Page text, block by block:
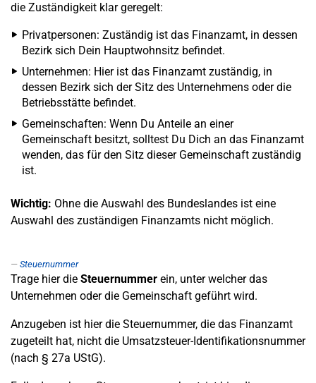
die Zuständigkeit klar geregelt:
Privatpersonen: Zuständig ist das Finanzamt, in dessen
Bezirk sich Dein Hauptwohnsitz befindet.
Unternehmen: Hier ist das Finanzamt zuständig, in
dessen Bezirk sich der Sitz des Unternehmens oder die
Betriebsstätte befindet.
Gemeinschaften: Wenn Du Anteile an einer
Gemeinschaft besitzt, solltest Du Dich an das Finanzamt
wenden, das für den Sitz dieser Gemeinschaft zuständig
ist.
Wichtig: Ohne die Auswahl des Bundeslandes ist eine
Auswahl des zuständigen Finanzamts nicht möglich.
Steuernummer
Trage hier die Steuernummer ein, unter welcher das
Unternehmen oder die Gemeinschaft geführt wird.
Anzugeben ist hier die Steuernummer, die das Finanzamt
zugeteilt hat, nicht die Umsatzsteuer-Identifikationsnummer
(nach § 27a UStG).